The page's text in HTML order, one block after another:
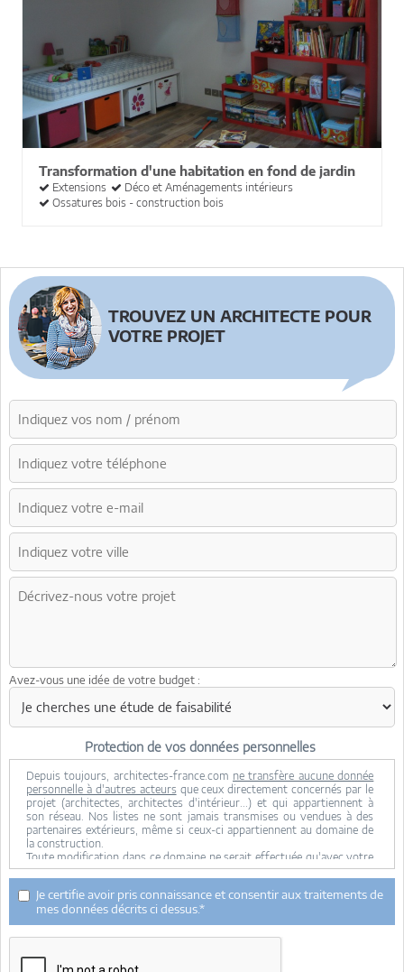
Transformation d'une habitation en fond de jardin
Extensions
Déco et Aménagements intérieurs
Ossatures bois - construction bois
TROUVEZ UN ARCHITECTE POUR
VOTRE PROJET
Avez-vous une idée de votre budget :
Protection de vos données personnelles
Depuis toujours, architectes-france.com ne transfère aucune donnée
personnelle à d'autres acteurs que ceux directement concernés par le
projet (architectes, architectes d'intérieur...) et qui appartiennent à
son réseau. Nos listes ne sont jamais transmises ou vendues à des
partenaires extérieurs, même si ceux-ci appartiennent au domaine de
la construction.
Toute modification dans ce domaine ne serait effectuée qu'avec votre
consentement.
Je consens à ce que mes données personnelles soient collectées pour
permettre à architectes-france de transférer votre projet aux
architectes. Seul Architectes-france, ses équipes internes et la
maitrise d'oeuvre concernée par le projet y ont accès. Aucune
transmission de données à des tiers à l'exclusion de ceux décrits ci
dessus n'est réalisée.
Je certifie avoir pris connaissance et consentir aux traitements de
mes données décrits ci dessus.*